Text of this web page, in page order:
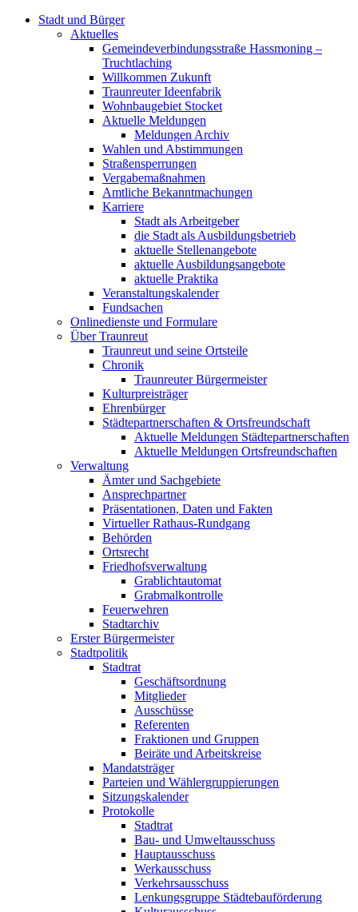
Stadt und Bürger
Aktuelles
Gemeindeverbindungsstraße Hassmoning –
Truchtlaching
Willkommen Zukunft
Traunreuter Ideenfabrik
Wohnbaugebiet Stocket
Aktuelle Meldungen
Meldungen Archiv
Wahlen und Abstimmungen
Straßensperrungen
Vergabemaßnahmen
Amtliche Bekanntmachungen
Karriere
Stadt als Arbeitgeber
die Stadt als Ausbildungsbetrieb
aktuelle Stellenangebote
aktuelle Ausbildungsangebote
aktuelle Praktika
Veranstaltungskalender
Fundsachen
Onlinedienste und Formulare
Über Traunreut
Traunreut und seine Ortsteile
Chronik
Traunreuter Bürgermeister
Kulturpreisträger
Ehrenbürger
Städtepartnerschaften & Ortsfreundschaft
Aktuelle Meldungen Städtepartnerschaften
Aktuelle Meldungen Ortsfreundschaften
Verwaltung
Ämter und Sachgebiete
Ansprechpartner
Präsentationen, Daten und Fakten
Virtueller Rathaus-Rundgang
Behörden
Ortsrecht
Friedhofsverwaltung
Grablichtautomat
Grabmalkontrolle
Feuerwehren
Stadtarchiv
Erster Bürgermeister
Stadtpolitik
Stadtrat
Geschäftsordnung
Mitglieder
Ausschüsse
Referenten
Fraktionen und Gruppen
Beiräte und Arbeitskreise
Mandatsträger
Parteien und Wählergruppierungen
Sitzungskalender
Protokolle
Stadtrat
Bau- und Umweltausschuss
Hauptausschuss
Werkausschuss
Verkehrsausschuss
Lenkungsgruppe Städtebauförderung